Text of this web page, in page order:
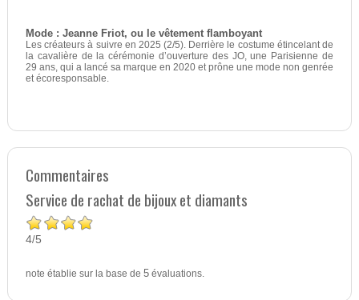
Mode : Jeanne Friot, ou le vêtement flamboyant
Les créateurs à suivre en 2025 (2/5). Derrière le costume étincelant de
la cavalière de la cérémonie d’ouverture des JO, une Parisienne de
29 ans, qui a lancé sa marque en 2020 et prône une mode non genrée
et écoresponsable.
Commentaires
Service de rachat de bijoux et diamants
4/5
note établie sur la base de 5évaluations.